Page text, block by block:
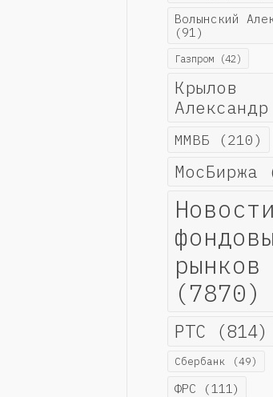
Волынский
(91)
Газпром(42)
Крылов
Александр
ММВБ (210)
МосБиржа
Новости
рынков
(7870)
РТС (814)
Сбербанк (49)
ФРС (111)